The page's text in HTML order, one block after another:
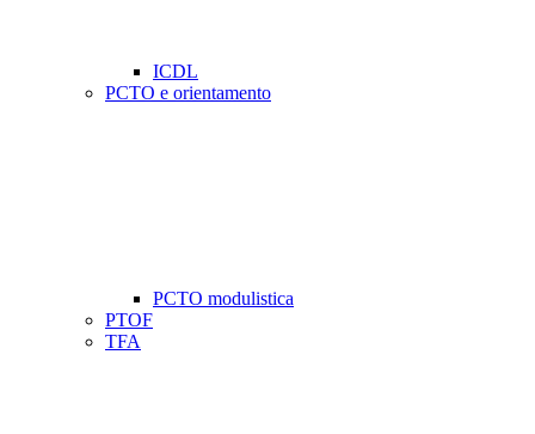
ICDL
PCTO e orientamento
PCTO modulistica
PTOF
TFA